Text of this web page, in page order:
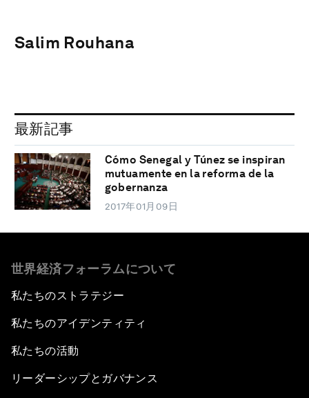
Salim Rouhana
最新記事
Cómo Senegal y Túnez se inspiran
mutuamente en la reforma de la
gobernanza
2017年01月09日
世界経済フォーラムについて
私たちのストラテジー
私たちのアイデンティティ
私たちの活動
リーダーシップとガバナンス